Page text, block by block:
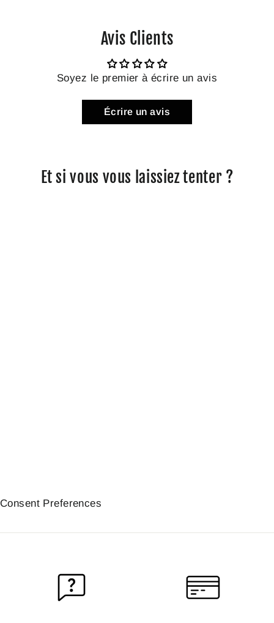
Avis Clients
Soyez le premier à écrire un avis
Écrire un avis
Et si vous vous laissiez tenter ?
Consent Preferences